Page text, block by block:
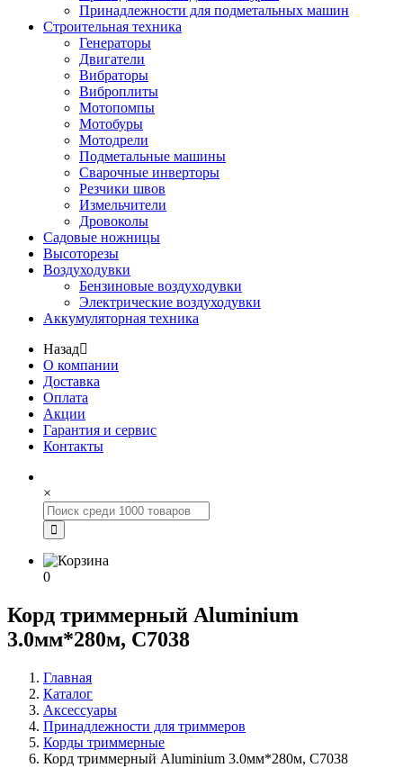
Принадлежности для подметальных машин
Строительная техника
Генераторы
Двигатели
Вибраторы
Виброплиты
Мотопомпы
Мотобуры
Мотодрели
Подметальные машины
Сварочные инверторы
Резчики швов
Измельчители
Дровоколы
Садовые ножницы
Высоторезы
Воздуходувки
Бензиновые воздуходувки
Электрические воздуходувки
Аккумуляторная техника
Назад
О компании
Доставка
Оплата
Акции
Гарантия и сервис
Контакты
×
0
Корд триммерный Aluminium
3.0мм*280м, С7038
Главная
Каталог
Аксессуары
Принадлежности для триммеров
Корды триммерные
Корд триммерный Aluminium 3.0мм*280м, С7038